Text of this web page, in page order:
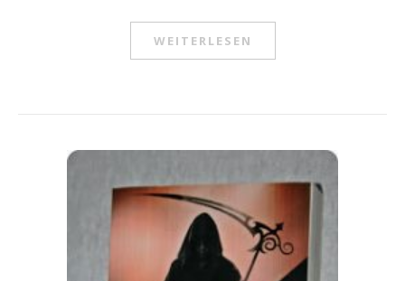
WEITERLESEN